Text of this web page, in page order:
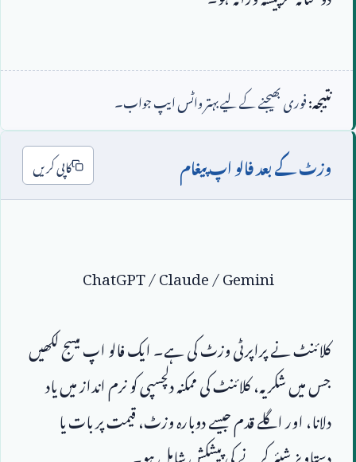
نتیجہ:فوری بھیجنے کے لیے بہتر واٹس ایپ جواب۔
وزٹ کے بعد فالو اپ پیغام کاپی کریں
ChatGPT / Claude / Gemini
جس میں شکریہ، کلائنٹ کی ممکنہ دلچسپی کو نرم انداز میں یاد